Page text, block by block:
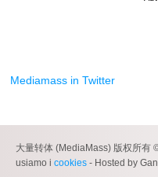
Mediamass in Twitter
大量转体 (MediaMass) 版权所有
usiamo i cookies - Hosted by